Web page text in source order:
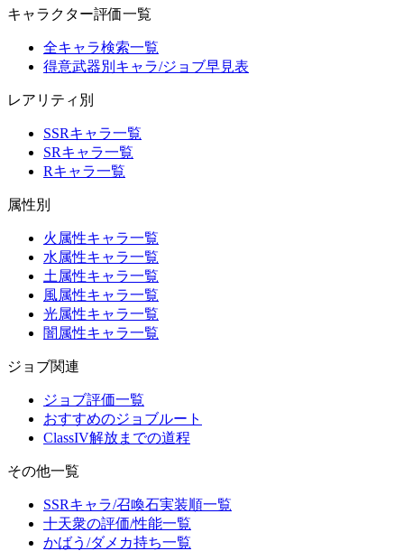
キャラクター評価一覧
全キャラ検索一覧
得意武器別キャラ/ジョブ早見表
レアリティ別
SSRキャラ一覧
SRキャラ一覧
Rキャラ一覧
属性別
火属性キャラ一覧
水属性キャラ一覧
土属性キャラ一覧
風属性キャラ一覧
光属性キャラ一覧
闇属性キャラ一覧
ジョブ関連
ジョブ評価一覧
おすすめのジョブルート
ClassIV解放までの道程
その他一覧
SSRキャラ/召喚石実装順一覧
十天衆の評価/性能一覧
かばう/ダメカ持ち一覧